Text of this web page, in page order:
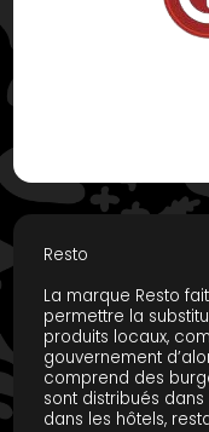
Resto
La marque Resto
permettre la
produits locaux,
gouvernement
comprend des
sont distribués
dans les hôtels,